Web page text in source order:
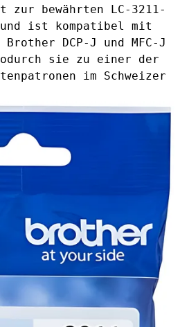
zur bewährten LC-3211-
ist kompatibel mit
DCP-J und MFC-J
sie zu einer der
im Schweizer